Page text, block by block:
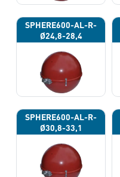
SPHERE600-AL-R-
Ø24,8-28,4
SPHERE600-AL-R-
Ø30,8-33,1